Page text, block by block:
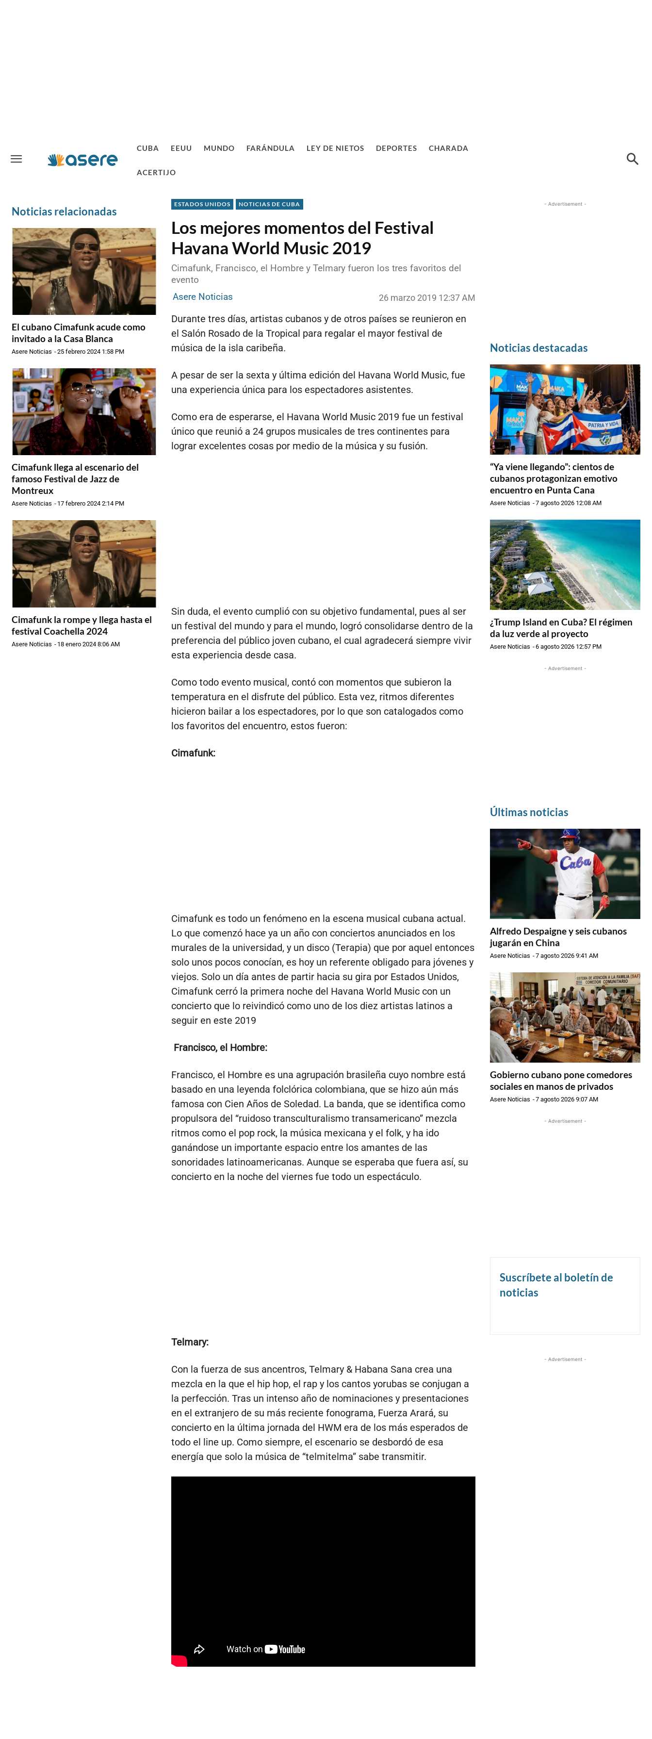
CUBA EEUU MUNDO FARÁNDULA LEY DE NIETOS DEPORTES CHARADA
ACERTIJO
Noticias relacionadas
El cubano Cimafunk acude como
invitado a la Casa Blanca
Asere Noticias -25 febrero 2024 1:58 PM
Cimafunk llega al escenario del
famoso Festival de Jazz de
Montreux
Asere Noticias - 17 febrero 2024 2:14 PM
Cimafunk la rompe y llega hasta el
festival Coachella 2024
Asere Noticias - 18 enero 2024 8:06 AM
ESTADOS UNIDOS NOTICIAS DE CUBA
Los mejores momentos del Festival
Havana World Music 2019
Cimafunk, Francisco, el Hombre y Telmary fueron los tres favoritos del
evento
Asere Noticias
26 marzo 2019 12:37 AM
Durante tres días, artistas cubanos y de otros países se reunieron en
el Salón Rosado de la Tropical para regalar el mayor festival de
música de la isla caribeña.
A pesar de ser la sexta y última edición del Havana World Music, fue
una experiencia única para los espectadores asistentes.
Como era de esperarse, el Havana World Music 2019 fue un festival
único que reunió a 24 grupos musicales de tres continentes para
lograr excelentes cosas por medio de la música y su fusión.
Sin duda, el evento cumplió con su objetivo fundamental, pues al ser
un festival del mundo y para el mundo, logró consolidarse dentro de la
preferencia del público joven cubano, el cual agradecerá siempre vivir
esta experiencia desde casa.
Como todo evento musical, contó con momentos que subieron la
temperatura en el disfrute del público. Esta vez, ritmos diferentes
hicieron bailar a los espectadores, por lo que son catalogados como
los favoritos del encuentro, estos fueron:
Cimafunk:
Cimafunk es todo un fenómeno en la escena musical cubana actual.
Lo que comenzó hace ya un año con conciertos anunciados en los
murales de la universidad, y un disco (Terapia) que por aquel entonces
solo unos pocos conocían, es hoy un referente obligado para jóvenes y
viejos. Solo un día antes de partir hacia su gira por Estados Unidos,
Cimafunk cerró la primera noche del Havana World Music con un
concierto que lo reivindicó como uno de los diez artistas latinos a
seguir en este 2019
Francisco, el Hombre:
Francisco, el Hombre es una agrupación brasileña cuyo nombre está
basado en una leyenda folclórica colombiana, que se hizo aún más
famosa con Cien Años de Soledad. La banda, que se identifica como
propulsora del “ruidoso transculturalismo transamericano” mezcla
ritmos como el pop rock, la música mexicana y el folk, y ha ido
ganándose un importante espacio entre los amantes de las
sonoridades latinoamericanas. Aunque se esperaba que fuera así, su
concierto en la noche del viernes fue todo un espectáculo.
Telmary:
Con la fuerza de sus ancentros, Telmary & Habana Sana crea una
mezcla en la que el hip hop, el rap y los cantos yorubas se conjugan a
la perfección. Tras un intenso año de nominaciones y presentaciones
en el extranjero de su más reciente fonograma, Fuerza Arará, su
concierto en la última jornada del HWM era de los más esperados de
todo el line up. Como siempre, el escenario se desbordó de esa
energía que solo la música de “telmitelma” sabe transmitir.
- Advertisement -
Noticias destacadas
“Ya viene llegando”: cientos de
cubanos protagonizan emotivo
encuentro en Punta Cana
Asere Noticias -7 agosto 2026 12:08 AM
¿Trump Island en Cuba? El régimen
da luz verde al proyecto
Asere Noticias -6 agosto 2026 12:57 PM
- Advertisement -
Últimas noticias
Alfredo Despaigne y seis cubanos
jugarán en China
Asere Noticias -7 agosto 2026 9:41 AM
Gobierno cubano pone comedores
sociales en manos de privados
Asere Noticias -7 agosto 2026 9:07 AM
- Advertisement -
Suscríbete al boletín de
noticias
- Advertisement -